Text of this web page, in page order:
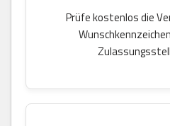
Prüfe kostenlos die